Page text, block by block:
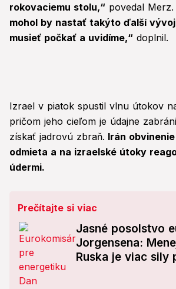
rokovaciemu stolu,“ povedal Merz.
mohol by nastať takýto ďalší
musieť počkať a uvidíme,“ doplnil.
Izrael v piatok spustil vlnu útokov
pričom jeho cieľom je údajne
získať jadrovú zbraň. Irán
odmieta a na izraelské útoky
údermi.
Prečítajte si viac
Jasné posolstvo
Jorgensena:
Ruska je viac sily